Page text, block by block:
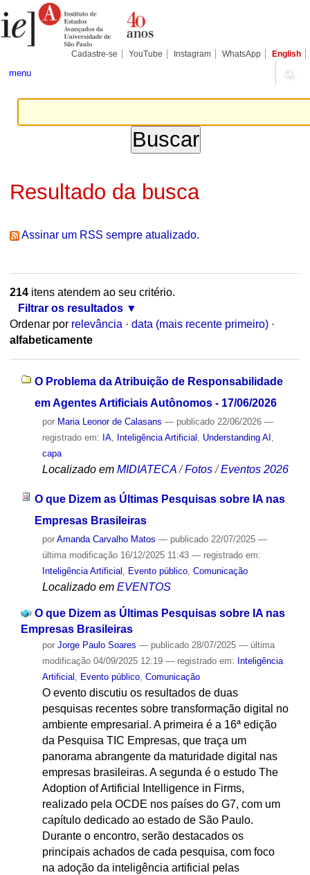
para
conteúdo.
Pessoais
Cadastre-se YouTube Instagram WhatsApp English
menu
Resultado da busca
Assinar um RSS sempre atualizado.
214itens atendem ao seu critério.
Filtrar os resultados
Ordenar por relevância · data (mais recente primeiro) ·
alfabeticamente
O Problema da Atribuição de Responsabilidade
em Agentes Artificiais Autônomos - 17/06/2026
por Maria Leonor de Calasans — publicado22/06/2026 —
registrado em: IA, Inteligência Artificial Understanding AI
capa
Localizado em MIDIATECA /Fotos /Eventos 2026
O que Dizem as Últimas Pesquisas sobre IA nas
Empresas Brasileiras
por Amanda Carvalho Matos — publicado22/07/2025 —
última modificação16/12/2025 11:43 — registrado em:
Inteligência Artificial
Evento público, Comunicação
Localizado em EVENTOS
O que Dizem as Últimas Pesquisas sobre IA nas
Empresas Brasileiras
por Jorge Paulo Soares — publicado28/07/2025 — última
modificação04/09/2025 12:19 — registrado em: Inteligência
Artificial , Evento público, Comunicação
O evento discutiu os resultados de duas
pesquisas recentes sobre transformação digital no
ambiente empresarial. A primeira é a 16ª edição
da Pesquisa TIC Empresas, que traça um
panorama abrangente da maturidade digital nas
empresas brasileiras. A segunda é o estudo The
Adoption of Artificial Intelligence in Firms,
realizado pela OCDE nos países do G7, com um
capítulo dedicado ao estado de São Paulo.
Durante o encontro, serão destacados os
principais achados de cada pesquisa, com foco
na adoção da inteligência artificial pelas